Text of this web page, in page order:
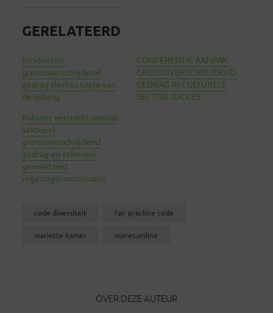
GERELATEERD
Incidenten
grensoverschrijdend
gedrag slechts topje van
de ijsberg
CONFERENTIE AANPAK
GRENSOVERSCHRIJDEND
GEDRAG IN CULTURELE
SECTOR SUCCES
Kabinet versterkt aanpak
seksueel
grensoverschrijdend
gedrag en seksueel
geweld met
regeringscommissaris
code diversiteit fair practice code
mariette hamer mores.online
OVER DEZE AUTEUR